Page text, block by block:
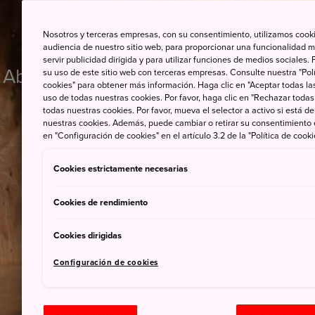
Absorbe la historia y la cultura
Nosotros y terceras empresas, con su consentimiento, utilizamos
audiencia de nuestro sitio web, para proporcionar una funcionalidad
servir publicidad dirigida y para utilizar funciones de medios sociales.
su uso de este sitio web con terceras empresas. Consulte nuestra
cookies" para obtener más información. Haga clic en "Aceptar todas
uso de todas nuestras cookies. Por favor, haga clic en "Rechazar
todas nuestras cookies. Por favor, mueva el selector a activo si está
nuestras cookies. Además, puede cambiar o retirar su
en "Configuración de cookies" en el artículo 3.2 de la "Política de
Cookies estrictamente necesarias
Cookies de rendimiento
Cookies dirigidas
Configuración de cookies